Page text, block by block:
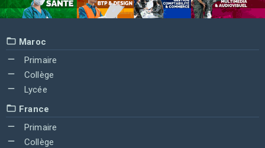
Maroc
Primaire
Collège
Lycée
France
Primaire
Collège